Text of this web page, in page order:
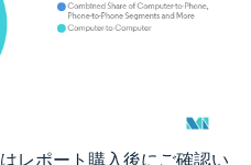
レポート購入後にご確認い